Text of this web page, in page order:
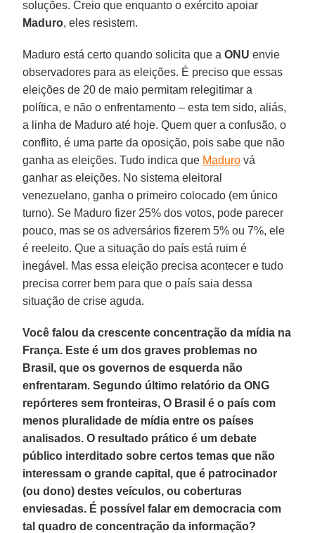
soluções. Creio que enquanto o exército apoiar
Maduro, eles resistem.
Maduro está certo quando solicita que aONU envie
observadores para as eleições. É preciso que essas
eleições de 20 de maio permitam relegitimar a
política, e não o enfrentamento – esta tem sido, aliás,
a linha de Maduro até hoje. Quem quer a confusão, o
conflito, é uma parte da oposição, pois sabe que não
ganha as eleições. Tudo indica que Maduro vá
ganhar as eleições. No sistema eleitoral
venezuelano, ganha o primeiro colocado (em único
turno). Se Maduro fizer 25% dos votos, pode parecer
pouco, mas se os adversários fizerem 5% ou 7%, ele
é reeleito. Que a situação do país está ruim é
inegável. Mas essa eleição precisa acontecer e tudo
precisa correr bem para que o país saia dessa
situação de crise aguda.
Você falou da crescente concentração da mídia na
França. Este é um dos graves problemas no
Brasil, que os governos de esquerda não
enfrentaram. Segundo último relatório da ONG
repórteres sem fronteiras, O Brasil é o país com
menos pluralidade de mídia entre os países
analisados. O resultado prático é um debate
público interditado sobre certos temas que não
interessam o grande capital, que é patrocinador
(ou dono) destes veículos, ou coberturas
enviesadas. É possível falar em democracia com
tal quadro de concentração da informação?